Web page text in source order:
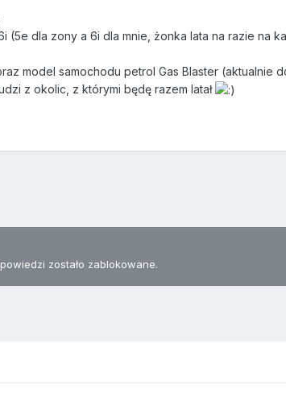
(5e dla zony a 6i dla mnie, żonka lata na razie na
model samochodu petrol Gas Blaster (aktualnie
z okolic, z którymi będę razem latał
zostało zablokowane.